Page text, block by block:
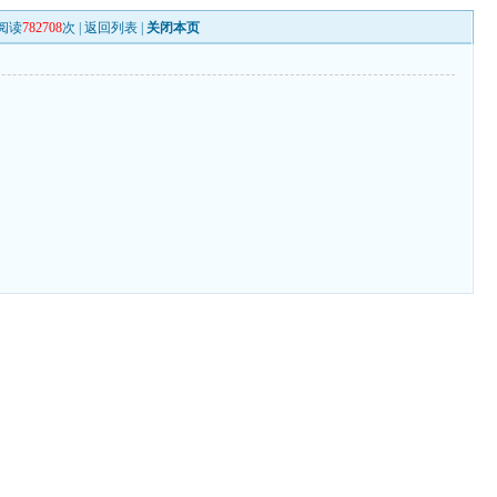
读782708次 |返回列表 关闭本页